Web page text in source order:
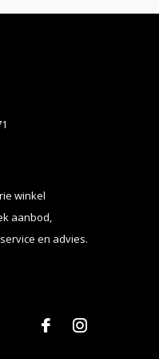
winkel
aanbod,
en advies.